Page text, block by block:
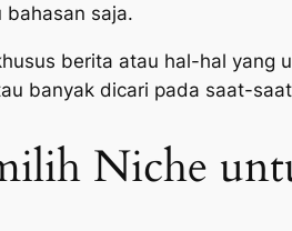
saja.
berita atau hal-hal yang
banyak dicari pada saat-
Niche